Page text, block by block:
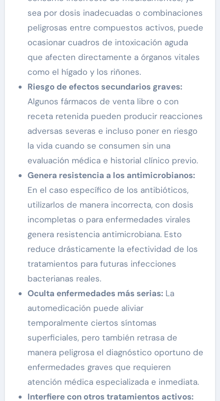
sea por dosis inadecuadas o combinaciones
peligrosas entre compuestos activos, puede
ocasionar cuadros de intoxicación aguda
que afecten directamente a órganos vitales
como el hígado y los riñones.
Riesgo de efectos secundarios graves:
Algunos fármacos de venta libre o con
receta retenida pueden producir reacciones
adversas severas e incluso poner en riesgo
la vida cuando se consumen sin una
evaluación médica e historial clínico previo.
Genera resistencia a los antimicrobianos:
En el caso específico de los antibióticos,
utilizarlos de manera incorrecta, con dosis
incompletas o para enfermedades virales
genera resistencia antimicrobiana. Esto
reduce drásticamente la efectividad de los
tratamientos para futuras infecciones
bacterianas reales.
Oculta enfermedades más serias:La
automedicación puede aliviar
temporalmente ciertos síntomas
superficiales, pero también retrasa de
manera peligrosa el diagnóstico oportuno de
enfermedades graves que requieren
atención médica especializada e inmediata.
Interfiere con otros tratamientos activos: